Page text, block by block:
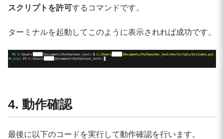
スクリプトを許可するコマンドです。
ターミナルを起動してこのように表示されれば成功です。
4. 動作確認
最後に以下のコードを実行して動作確認を行います。